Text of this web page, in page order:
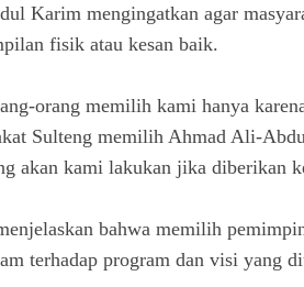
Karim mengingatkan agar
fisik atau kesan baik.
orang memilih kami hanya
Sulteng memilih Ahmad Ali-
akan kami lakukan jika diberikan
bahwa memilih
terhadap program dan visi yang